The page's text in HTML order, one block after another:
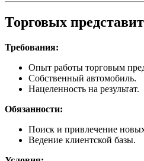
Торговых
Требования:
Опыт работы торговым
Собственный автомобиль.
Нацеленность на результат.
Обязанности:
Поиск и привлечение
Ведение клиентской базы.